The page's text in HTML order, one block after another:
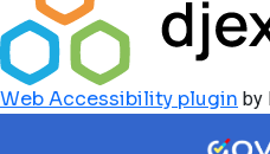
Web Accessibility plugin by